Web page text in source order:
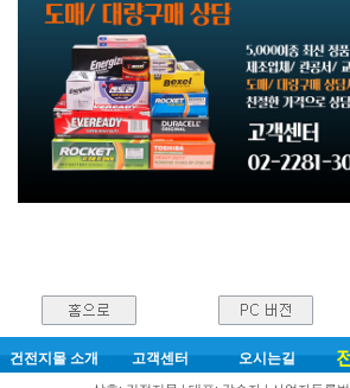
건전지몰 소개 고객센터 오시는길